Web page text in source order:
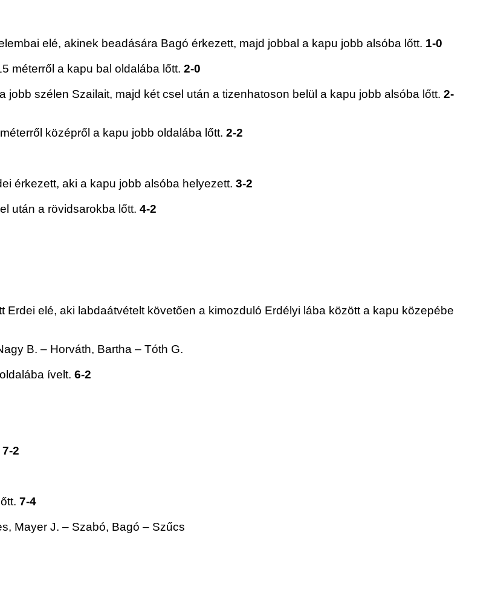
elé, akinek beadására Bagó érkezett, majd jobbal a kapu jobb alsóba lőtt. 1-0
méterről a kapu bal oldalába lőtt. 2-0
jobb szélen Szailait, majd két csel után a tizenhatoson belül a kapu jobb alsóba lőtt. 2-
középről a kapu jobb oldalába lőtt. 2-2
érkezett, aki a kapu jobb alsóba helyezett. 3-2
után a rövidsarokba lőtt. 4-2
elé, aki labdaátvételt követően a kimozduló Erdélyi lába között a kapu közepébe
B. – Horváth, Bartha – Tóth G.
ívelt. 6-2
7-2
7-4
Mayer J. – Szabó, Bagó – Szűcs